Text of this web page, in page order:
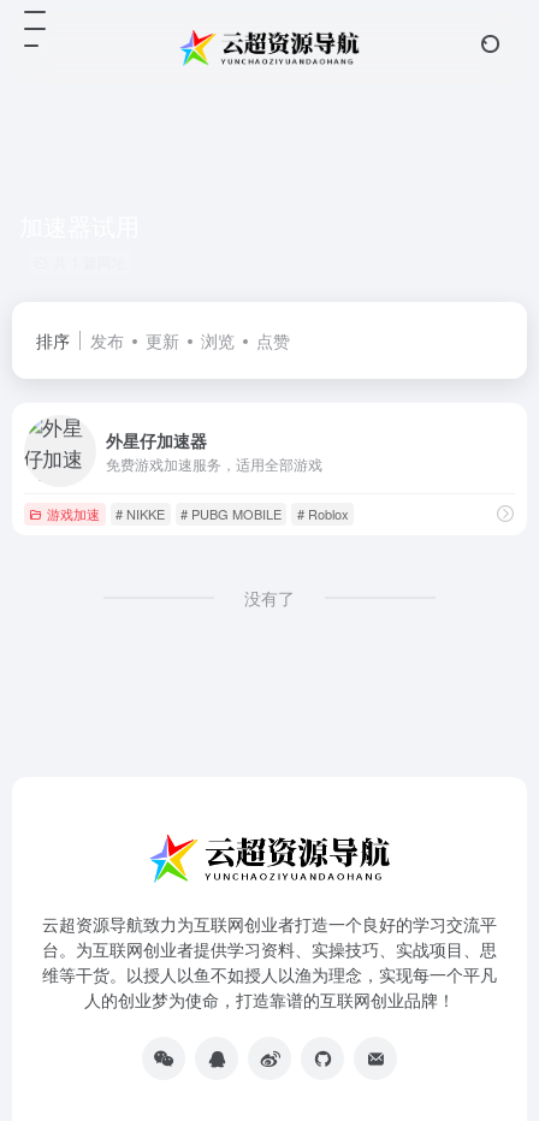
排序 发布 更新 浏览 点赞
外星仔加速器
免费游戏加速服务，适用全部游戏
游戏加速 # NIKKE # PUBG MOBILE # Roblox
没有了
云超资源导航致力为互联网创业者打造一个良好的学习交流平
台。为互联网创业者提供学习资料、实操技巧、实战项目、思
维等干货。以授人以鱼不如授人以渔为理念，实现每一个平凡
人的创业梦为使命，打造靠谱的互联网创业品牌！